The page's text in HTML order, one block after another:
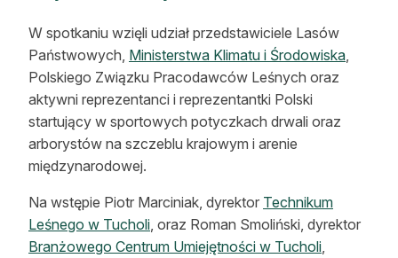
W spotkaniu wzięli udział przedstawiciele Lasów
Państwowych, Ministerstwa Klimatu i Środowiska
Polskiego Związku Pracodawców Leśnych oraz
aktywni reprezentanci i reprezentantki Polski
startujący w sportowych potyczkach drwali oraz
arborystów na szczeblu krajowym i arenie
międzynarodowej.
Na wstępie Piotr Marciniak, dyrektor Technikum
Leśnego w Tucholi , oraz Roman Smoliński, dyrektor
Branżowego Centrum Umiejętności w Tucholi